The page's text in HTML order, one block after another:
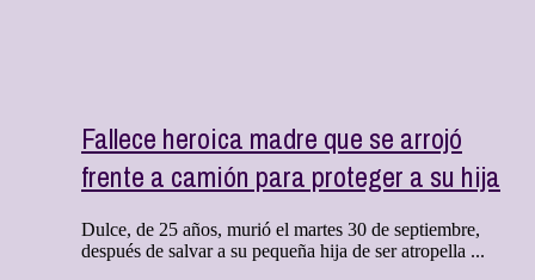
Fallece heroica madre que se arrojó
frente a camión para proteger a su hija
Dulce, de 25 años, murió el martes 30 de septiembre,
después de salvar a su pequeña hija de ser atropella ...